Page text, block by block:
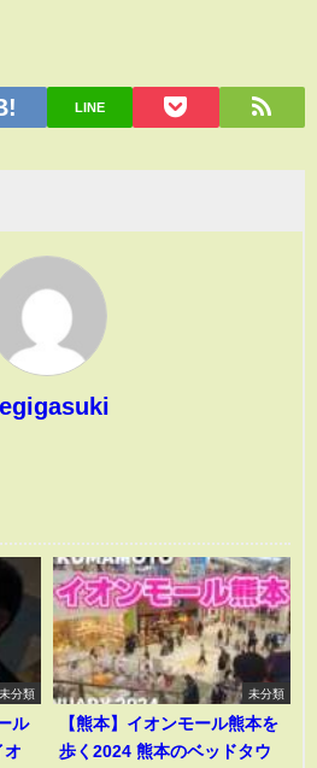
LINE
未分類
ル
オ
未分類
【熊本】イオンモール熊本を
歩く2024 熊本のベッドタウ